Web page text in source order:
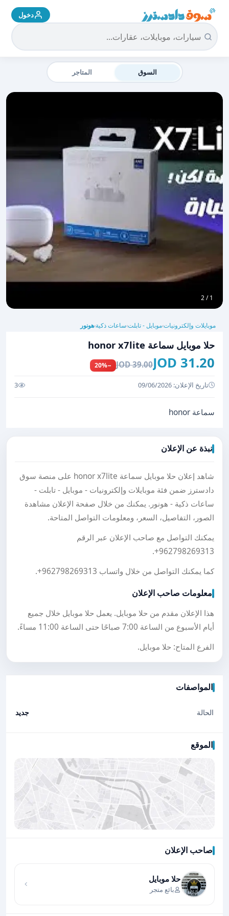
سوق دادسترز الرئيسية دخول
السوق المتاجر
1 / 2
موبايلات وإلكترونيات›موبايل - تابلت›ساعات ذكية›هونور
حلا موبايل سماعة honor x7lite
31.20 JOD
39.00 JOD
−20%
تاريخ الإعلان: 09/06/2026 3
سماعة honor
نبذة عن الإعلان
شاهد إعلان حلا موبايل سماعة honor x7lite على منصة سوق
دادسترز ضمن فئة موبايلات وإلكترونيات - موبايل - تابلت -
ساعات ذكية - هونور. يمكنك من خلال صفحة الإعلان مشاهدة
الصور، التفاصيل، السعر، ومعلومات التواصل المتاحة.
يمكنك التواصل مع صاحب الإعلان عبر الرقم
+962798269313
.
كما يمكنك التواصل من خلال واتساب +962798269313
.
معلومات صاحب الإعلان
هذا الإعلان مقدم من حلا موبايل. يعمل حلا موبايل خلال جميع
أيام الأسبوع من الساعة 7:00 صباحًا حتى الساعة 11:00 مساءً.
الفرع المتاح: حلا موبايل.
المواصفات
الحالة جديد
الموقع
صاحب الإعلان
حلا موبايل
بائع متجر